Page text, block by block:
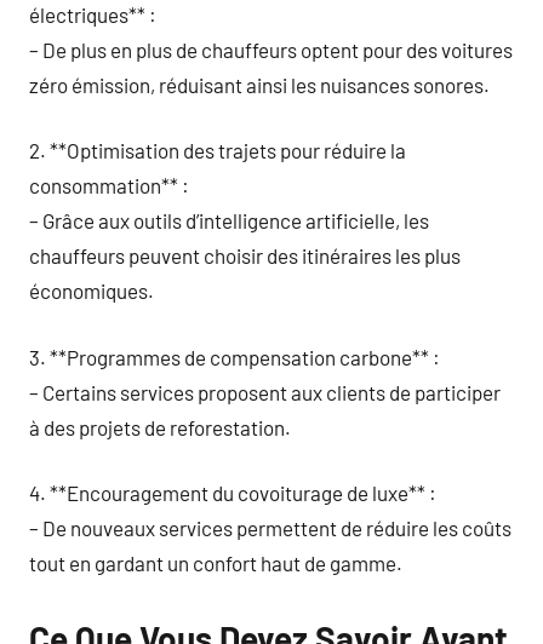
électriques** :
– De plus en plus de chauffeurs optent pour des voitures
zéro émission, réduisant ainsi les nuisances sonores.
2. **Optimisation des trajets pour réduire la
consommation** :
– Grâce aux outils d’intelligence artificielle, les
chauffeurs peuvent choisir des itinéraires les plus
économiques.
3. **Programmes de compensation carbone** :
– Certains services proposent aux clients de participer
à des projets de reforestation.
4. **Encouragement du covoiturage de luxe** :
– De nouveaux services permettent de réduire les coûts
tout en gardant un confort haut de gamme.